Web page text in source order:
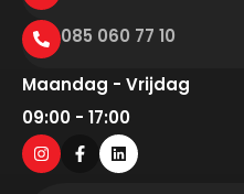
085 060 77 10
Maandag - Vrijdag
09:00 - 17:00